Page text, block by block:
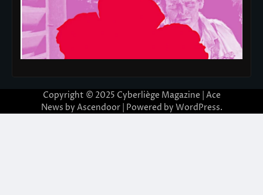
Copyright © 2025 Cyberliège Magazine | Ace
News by Ascendoor| Powered by WordPress.